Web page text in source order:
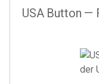
USA Button —